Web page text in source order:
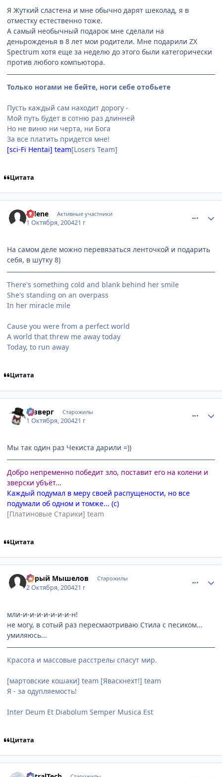
Я Жуткий сластена и мне обычно дарят шеколад, я в
отместку естественно тоже.
А самый необычный подарок мне сделали на
деньрожденья в 8 лет мои родители. Мне подарили ZX
Spectrum хотя еще за неделю до этого были категорически
против любого компьютора.
Только ногами не бейте, ноги себе отобьете
Пусть каждый сам находит дорогу -
Мой путь будет в сотню раз длинней
Но не виню ни черта, ни Бога
За все платить придется мне!
[sci-Fi Hentai] team[Losers Team]
Цитата
Selene Активные участники
1 Октября, 200421 г
На самом деле можно перевязаться ленточкой и подарить
себя, в шутку 8)
There's something cold and blank behind her smile
She's standing on an overpass
In her miracle mile
Cause you were from a perfect world
A world that threw me away today
Today, to run away
Цитата
Юзверг Старожилы
1 Октября, 200421 г
Мы так один раз Чекиста дарили =))
Добро непременно победит зло, поставит его на колени и
зверски убъёт...
Каждый подумал в меру своей распущености, но все
подумали об одном и томже... (с)
[Платиновые Старики] team
Цитата
Серый Мышелов Старожилы
2 Октября, 200421 г
мли-и-и-и-и-и-и-и-н!
не могу, в сотый раз пересмаотриваю Стила с песиком...
умиляюсь...
Красота и массовые расстрелы спасут мир.
[мартовские кошаки] team [Яваскнехт!] team
Я - за одупляемость!
Inter Deum Et Diabolum Semper Musica Est
Цитата